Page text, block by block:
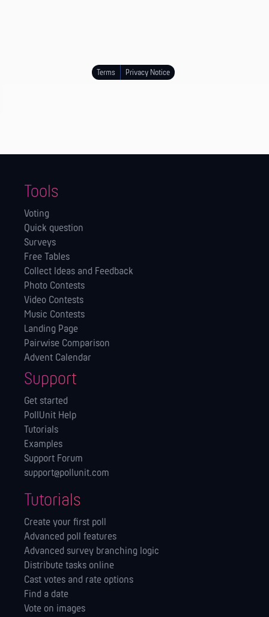
Terms Privacy Notice
Tools
Voting
Quick question
Surveys
Free Tables
Collect Ideas and Feedback
Photo Contests
Video Contests
Music Contests
Landing Page
Pairwise Comparison
Advent Calendar
Support
Get started
PollUnit Help
Tutorials
Examples
Support Forum
support@pollunit.com
Tutorials
Create your first poll
Advanced poll features
Advanced survey branching logic
Distribute tasks online
Cast votes and rate options
Find a date
Vote on images